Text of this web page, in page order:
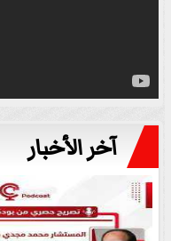
آخر الأخبار